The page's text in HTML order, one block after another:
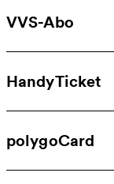
VVS-Abo
HandyTicket
polygoCard